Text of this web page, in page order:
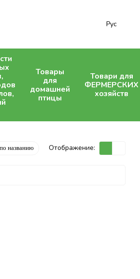
Рус
Товары
для
домашней
птицы
Товари для
ФЕРМЕРСКИХ
хозяйств
по названию Отображение: